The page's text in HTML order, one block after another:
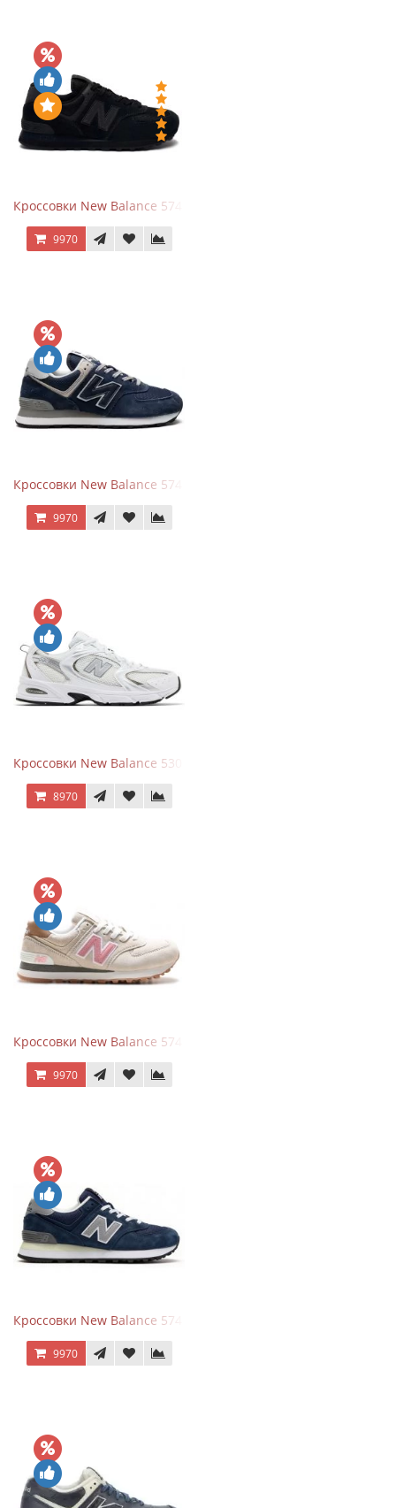
Кроссовки New Balance 574 All Black
9970
Кроссовки New Balance 574 Navy Blue Grey
9970
Кроссовки New Balance 530 White Silver Metallic
8970
Кроссовки New Balance 574 Power Beige Pink
9970
Кроссовки New Balance 574 Classic Blue Grey
9970